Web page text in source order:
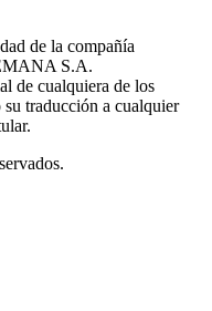
de la compañía
S.A.
de cualquiera de los
su traducción a cualquier